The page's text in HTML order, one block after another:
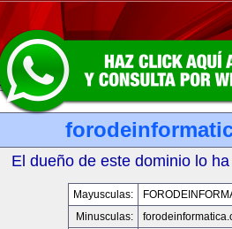
El dueño de este dominio lo
Mayusculas:
Minusculas: